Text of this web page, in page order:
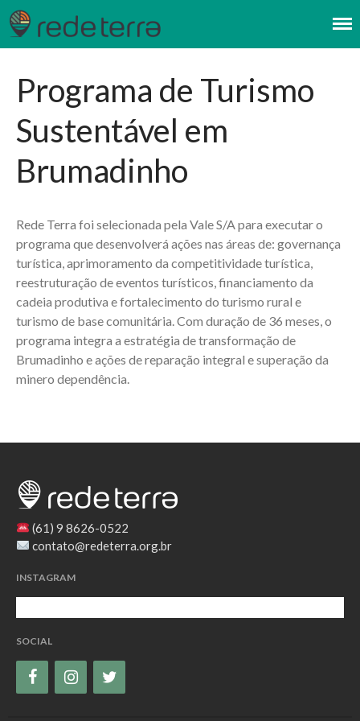
Missão, visão, valores
Equipe
Parceiros
Documentos Institucionais
Publicações
Turismo sustentável
Contatos
Programa de Turismo
Sustentável em
Brumadinho
Rede Terra foi selecionada pela Vale S/A para executar o
programa que desenvolverá ações nas áreas de: governança
turística, aprimoramento da competitividade turística,
reestruturação de eventos turísticos, financiamento da
cadeia produtiva e fortalecimento do turismo rural e
turismo de base comunitária. Com duração de 36 meses, o
programa integra a estratégia de transformação de
Brumadinho e ações de reparação integral e superação da
minero dependência.
(61) 9 8626-0522
contato@redeterra.org.br
INSTAGRAM
SOCIAL